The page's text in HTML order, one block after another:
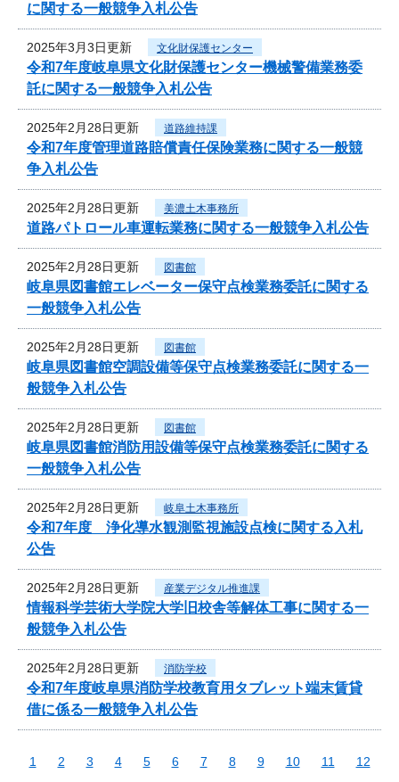
に関する一般競争入札公告
2025年3月3日更新 文化財保護センター
令和7年度岐阜県文化財保護センター機械警備業務委
託に関する一般競争入札公告
2025年2月28日更新 道路維持課
令和7年度管理道路賠償責任保険業務に関する一般競
争入札公告
2025年2月28日更新 美濃土木事務所
道路パトロール車運転業務に関する一般競争入札公告
2025年2月28日更新 図書館
岐阜県図書館エレベーター保守点検業務委託に関する
一般競争入札公告
2025年2月28日更新 図書館
岐阜県図書館空調設備等保守点検業務委託に関する一
般競争入札公告
2025年2月28日更新 図書館
岐阜県図書館消防用設備等保守点検業務委託に関する
一般競争入札公告
2025年2月28日更新 岐阜土木事務所
令和7年度 浄化導水観測監視施設点検に関する入札
公告
2025年2月28日更新 産業デジタル推進課
情報科学芸術大学院大学旧校舎等解体工事に関する一
般競争入札公告
2025年2月28日更新 消防学校
令和7年度岐阜県消防学校教育用タブレット端末賃貸
借に係る一般競争入札公告
1 2 3 4 5 6 7 8 9 10 11
12